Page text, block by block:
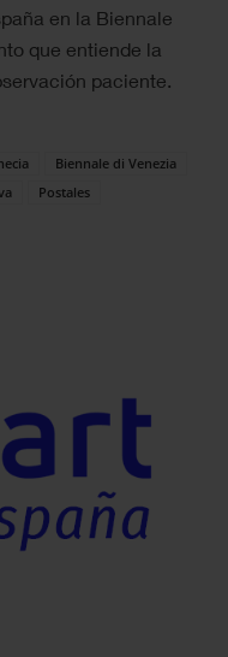
en la Biennale
que entiende la
paciente.
Biennale di Venezia
Postales